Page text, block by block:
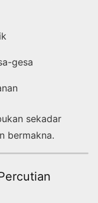
gesa
sekadar
bermakna.